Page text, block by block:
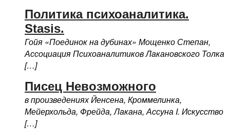
Политика психоаналитика.
Stasis.
Гойя «Поединок на дубинах» Мощенко Степан,
Ассоциация Психоаналитиков Лакановского Толка
[…]
Писец Невозможного
в произведениях Йенсена, Кроммелинка,
Мейерхольда, Фрейда, Лакана, Ассуна I. Искусство
[…]